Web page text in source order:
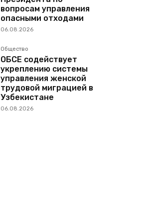
вопросам управления
опасными отходами
06.08.2026
Общество
ОБСЕ содействует
укреплению системы
управления женской
трудовой миграцией в
Узбекистане
06.08.2026